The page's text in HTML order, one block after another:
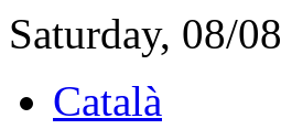
Saturday, 08/
Català